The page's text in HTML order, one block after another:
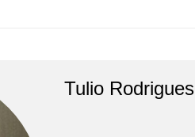
Tulio Rodrigues